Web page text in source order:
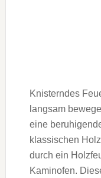
Knisterndes
langsam
eine
klassischen
durch ein
Kaminofen.